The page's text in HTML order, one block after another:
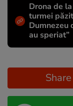
Drona de
turmei
Dumnezeu
au speriat”
Share